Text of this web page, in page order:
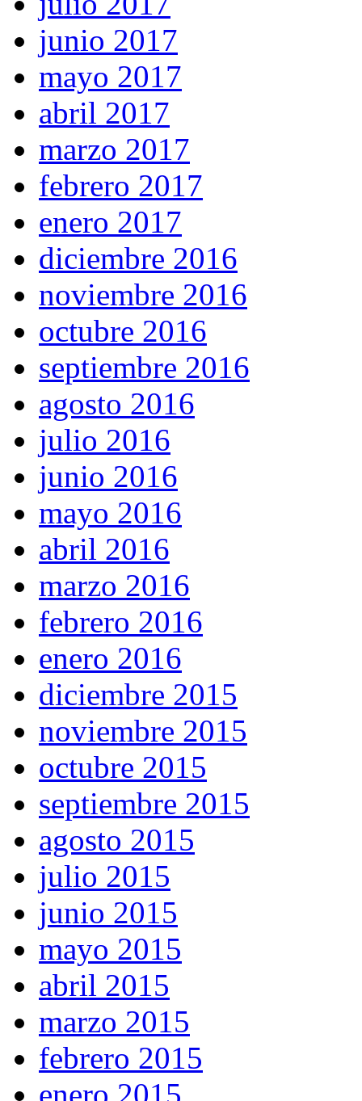
junio 2017
mayo 2017
abril 2017
marzo 2017
febrero 2017
enero 2017
diciembre 2016
noviembre 2016
octubre 2016
septiembre 2016
agosto 2016
julio 2016
junio 2016
mayo 2016
abril 2016
marzo 2016
febrero 2016
enero 2016
diciembre 2015
noviembre 2015
octubre 2015
septiembre 2015
agosto 2015
julio 2015
junio 2015
mayo 2015
abril 2015
marzo 2015
febrero 2015
enero 2015